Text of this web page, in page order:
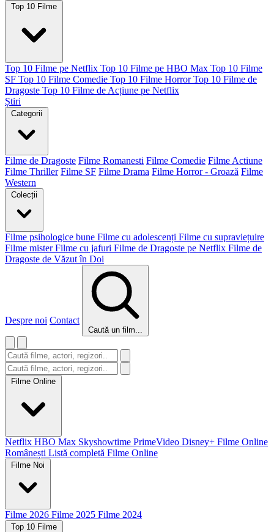
Top 10 Filme
Top 10 Filme pe Netflix Top 10 Filme pe HBO Max Top 10 Filme
SF Top 10 Filme Comedie Top 10 Filme Horror Top 10 Filme de
Dragoste Top 10 Filme de Acțiune pe Netflix
Știri
Categorii
Filme de Dragoste Filme Romanesti Filme Comedie Filme Actiune
Filme Thriller Filme SF Filme Drama Filme Horror - Groază Filme
Western
Colecții
Filme psihologice bune Filme cu adolescenți Filme cu supraviețuire
Filme mister Filme cu jafuri Filme de Dragoste pe Netflix Filme de
Dragoste de Văzut în Doi
Despre noi Contact
Caută un film...
Filme Online
Netflix HBO Max Skyshowtime PrimeVideo Disney+ Filme Online
Românești Listă completă Filme Online
Filme Noi
Filme 2026 Filme 2025 Filme 2024
Top 10 Filme